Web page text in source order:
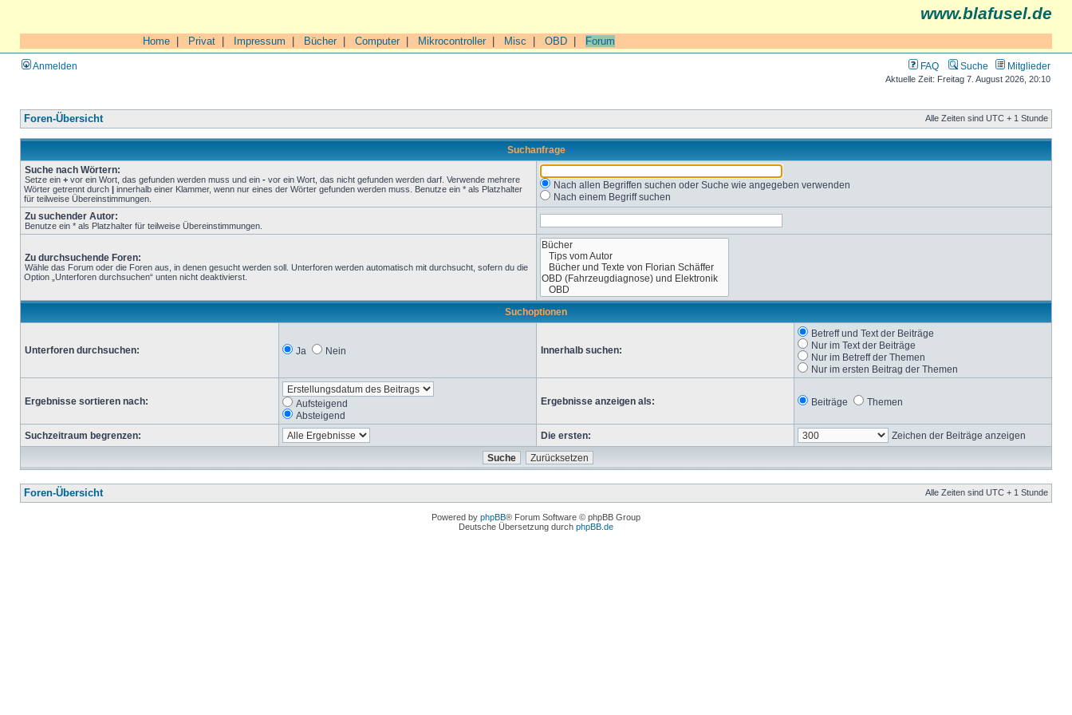
www.blafusel.de
Home Privat Impressum Bücher| Computer| Mikrocontroller| Misc OBD Forum
Anmelden FAQ Suche Mitglieder
Aktuelle Zeit: Freitag 7. August 2026, 20:10
Foren-Übersicht Alle Zeiten sind UTC + 1 Stunde
Suchanfrage
Suche nach Wörtern:
Setze ein + vor ein Wort, das gefunden werden muss und ein - vor ein Wort, das nicht gefunden werden darf. Verwende mehrere
Wörter getrennt durch | innerhalb einer Klammer, wenn nur eines der Wörter gefunden werden muss. Benutze ein * als Platzhalter
für teilweise Übereinstimmungen.
Nach allen Begriffen suchen oder Suche wie angegeben verwenden
Nach einem Begriff suchen
Zu suchender Autor:
Benutze ein * als Platzhalter für teilweise Übereinstimmungen.
Zu durchsuchende Foren:
Wähle das Forum oder die Foren aus, in denen gesucht werden soll. Unterforen werden automatisch mit durchsucht, sofern du die
Option „Unterforen durchsuchen“ unten nicht deaktivierst.
Suchoptionen
Unterforen durchsuchen: Ja Nein Innerhalb suchen:
Betreff und Text der Beiträge
Nur im Text der Beiträge
Nur im Betreff der Themen
Nur im ersten Beitrag der Themen
Ergebnisse sortieren nach:
Aufsteigend
Absteigend
Ergebnisse anzeigen als: Beiträge Themen
Suchzeitraum begrenzen: Die ersten: Zeichen der Beiträge anzeigen
Foren-Übersicht Alle Zeiten sind UTC + 1 Stunde
Powered by phpBB® Forum Software © phpBB Group
Deutsche Übersetzung durch phpBB.de